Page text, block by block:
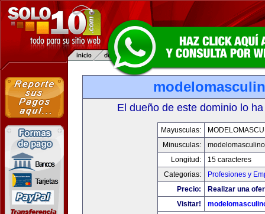
El dueño de este dominio lo
Mayusculas:
Minusculas:
Longitud:
15 caracteres
Categorias:
Profesiones y
Precio:
Realizar una
Visitar!